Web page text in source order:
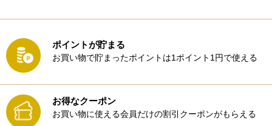
ポイントが貯まる
お買い物で貯まったポイントは1ポイント1円で使える
お得なクーポン
お買い物に使える会員だけの割引クーポンがもらえる